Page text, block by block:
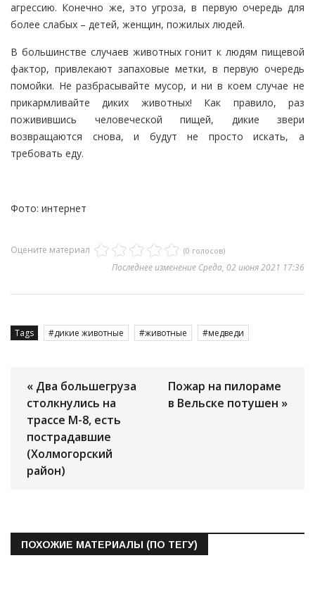
агрессию. Конечно же, это угроза, в первую очередь для
более слабых – детей, женщин, пожилых людей.
В большинстве случаев животных гонит к людям пищевой
фактор, привлекают запаховые метки, в первую очередь
помойки. Не разбрасывайте мусор, и ни в коем случае не
прикармливайте диких животных! Как правило, раз
поживившись человеческой пищей, дикие звери
возвращаются снова, и будут не просто искать, а
требовать еду.
Фото: интернет
Оцените материал (0 голосов)
Последнее изменение Среда, 02 июня 2021 17:36
Tags дикие животные животные медведи
« Два большегруза
столкнулись на
трассе М-8, есть
пострадавшие
(Холмогорский
район)
Пожар на пилораме
в Вельске потушен »
ПОХОЖИЕ МАТЕРИАЛЫ (ПО ТЕГУ)